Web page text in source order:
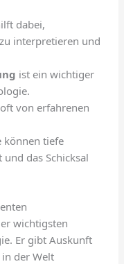
dabei,
interpretieren und
ist ein wichtiger
von erfahrenen
können tiefe
das Schicksal
wichtigsten
Er gibt Auskunft
der Welt